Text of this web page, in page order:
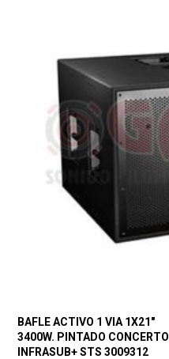
BAFLE ACTIVO 1 VIA 1X21″
3400W. PINTADO CONCERTO
INFRASUB+ STS 3009312